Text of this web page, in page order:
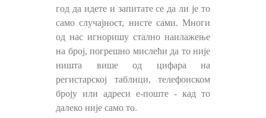
год да идете и запитате се да ли је то
само случајност, нисте сами. Многи
од нас игноришу стално наилажење
на број, погрешно мислећи да то није
ништа више од цифара на
регистарској таблици, телефонском
броју или адреси е-поште - кад то
далеко није само то.